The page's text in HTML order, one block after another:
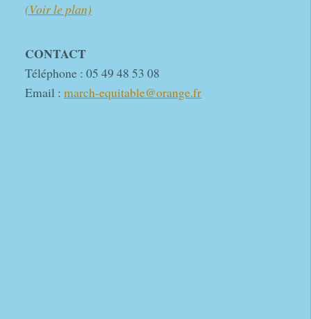
(Voir le plan)
CONTACT
Téléphone : 05 49 48 53 08
Email : march-equitable@orange.fr